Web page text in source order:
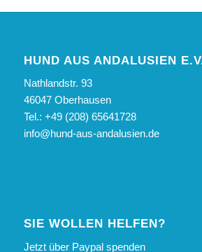
HUND AUS ANDALUSIEN E.V.
Nathlandstr. 93
46047 Oberhausen
Tel.: +49 (208) 65641728
info@hund-aus-andalusien.de
SIE WOLLEN HELFEN?
Jetzt über Paypal spenden